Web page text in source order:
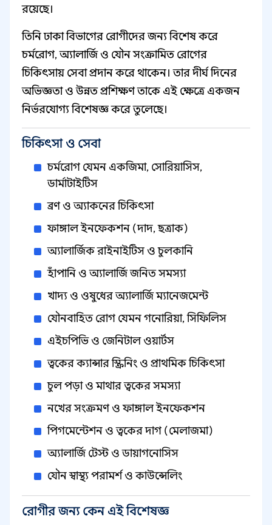
রয়েছে।
তিনি ঢাকা বিভাগের রোগীদের জন্য বিশেষ করে
চর্মরোগ, অ্যালার্জি ও যৌন সংক্রামিত রোগের
চিকিৎসায় সেবা প্রদান করে থাকেন। তার দীর্ঘ দিনের
অভিজ্ঞতা ও উন্নত প্রশিক্ষণ তাকে এই ক্ষেত্রে একজন
নির্ভরযোগ্য বিশেষজ্ঞ করে তুলেছে।
চিকিৎসা ও সেবা
চর্মরোগ যেমন একজিমা, সোরিয়াসিস,
ডার্মাটাইটিস
ব্রণ ও অ্যাকনের চিকিৎসা
ফাঙ্গাল ইনফেকশন (দাদ, ছত্রাক)
অ্যালার্জিক রাইনাইটিস ও চুলকানি
হাঁপানি ও অ্যালার্জি জনিত সমস্যা
খাদ্য ও ওষুধের অ্যালার্জি ম্যানেজমেন্ট
যৌনবাহিত রোগ যেমন গনোরিয়া, সিফিলিস
এইচপিভি ও জেনিটাল ওয়ার্টস
ত্বকের ক্যান্সার স্ক্রিনিং ও প্রাথমিক চিকিৎসা
চুল পড়া ও মাথার ত্বকের সমস্যা
নখের সংক্রমণ ও ফাঙ্গাল ইনফেকশন
পিগমেন্টেশন ও ত্বকের দাগ (মেলাজমা)
অ্যালার্জি টেস্ট ও ডায়াগনোসিস
যৌন স্বাস্থ্য পরামর্শ ও কাউন্সেলিং
রোগীর জন্য কেন এই বিশেষজ্ঞ